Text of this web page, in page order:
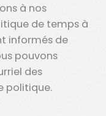
à nos
de temps à
informés de
pouvons
des
politique.